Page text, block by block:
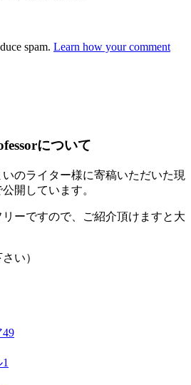
spam. Learn how your comment
について
のライター様に寄稿いただいた現
開しています。
ーですので、ご紹介頂けますと大
い）
49
1